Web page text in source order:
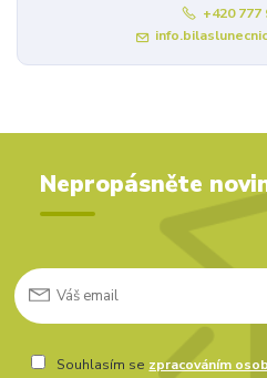
+420 777
Nepropásněte
Souhlasím se zpracováním